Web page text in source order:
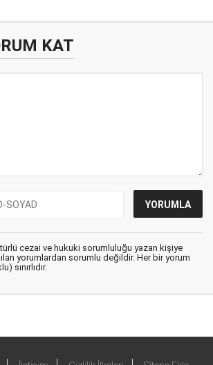
KAT
türlü cezai ve hukuki sorumluluğu yazan kişiye
yorumlardan sorumlu değildir. Her bir yorum
sınırlıdır.